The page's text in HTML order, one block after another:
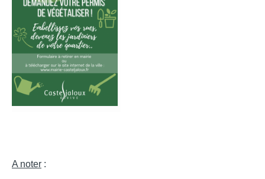
A noter :